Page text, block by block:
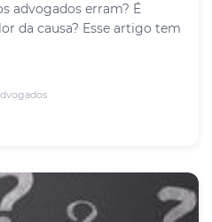
advogados erram? É
da causa? Esse artigo tem